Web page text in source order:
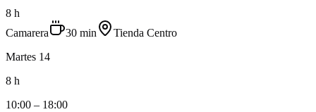
8 h
Camarera
30 min
Tienda Centro
Martes 14
8 h
10:00 – 18:00